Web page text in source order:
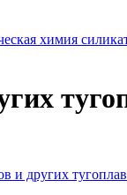
химия
и других